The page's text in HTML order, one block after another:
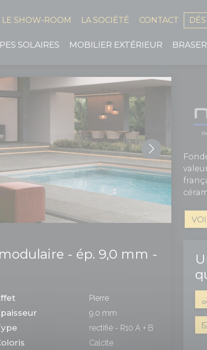
LE SHOW-ROOM LA SOCIÉTÉ CONTACT
SOLAIRES MOBILIER EXTÉRIEUR
- ép. 9,0 mm -
Pierre
9,0 mm
rectifié - R10 A + B
Calcite